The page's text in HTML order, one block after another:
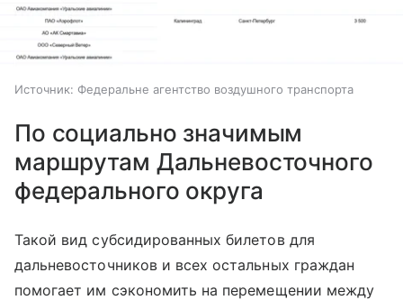
Источник: Федеральне агентство воздушного транспорта
По социально значимым
маршрутам Дальневосточного
федерального округа
Такой вид субсидированных билетов для
дальневосточников и всех остальных граждан
помогает им сэкономить на перемещении между